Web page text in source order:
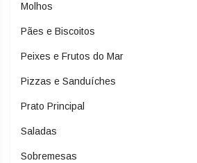
Molhos
Pães e Biscoitos
Peixes e Frutos do Mar
Pizzas e Sanduíches
Prato Principal
Saladas
Sobremesas